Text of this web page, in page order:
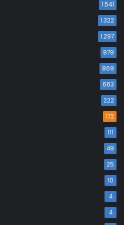
1.541
1.322
1.297
879
869
663
222
172
111
49
25
10
4
4